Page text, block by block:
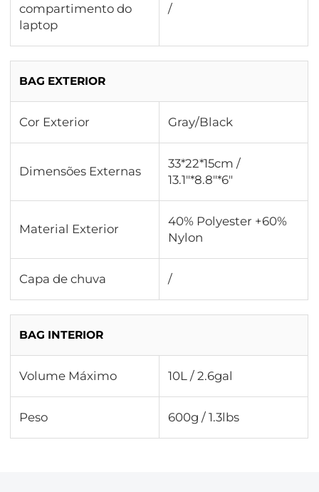
compartimento do
laptop
/
BAG EXTERIOR
Cor Exterior Gray/Black
Dimensões Externas
33*22*15cm /
13.1"*8.8"*6"
Material Exterior
40% Polyester +60%
Nylon
Capa de chuva /
BAG INTERIOR
Volume Máximo 10L / 2.6gal
Peso 600g / 1.3lbs